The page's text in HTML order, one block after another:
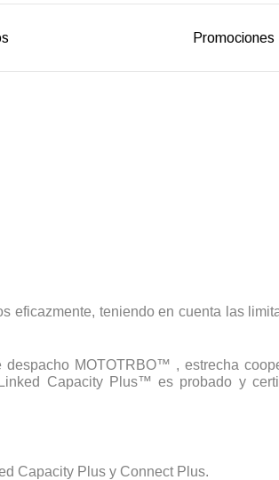
Promociones
eficazmente, teniendo en cuenta las
MOTOTRBO™ , estrecha
Capacity Plus™ es probado y
Capacity Plus y Connect Plus.